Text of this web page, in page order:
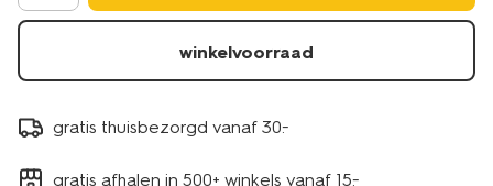
winkelvoorraad
gratis thuisbezorgd vanaf 30.-
gratis afhalen in 500+ winkels vanaf 15.-